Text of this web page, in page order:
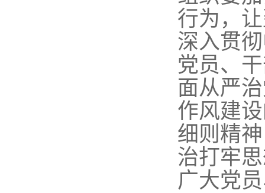
行为，
深入贯
党员、
面从严
作风建
细则精
治打牢
广大党